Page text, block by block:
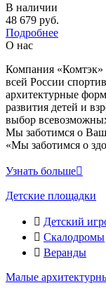
В наличии
48 679 руб.
Подробнее
О нас
Компания «Комтэк»
всей России
архитектурные
развития детей и
выбор
Мы заботимся о
«Мы заботимся о
Узнать больше
Детские площадки
Детский
Скалодромы
Веранды
Малые